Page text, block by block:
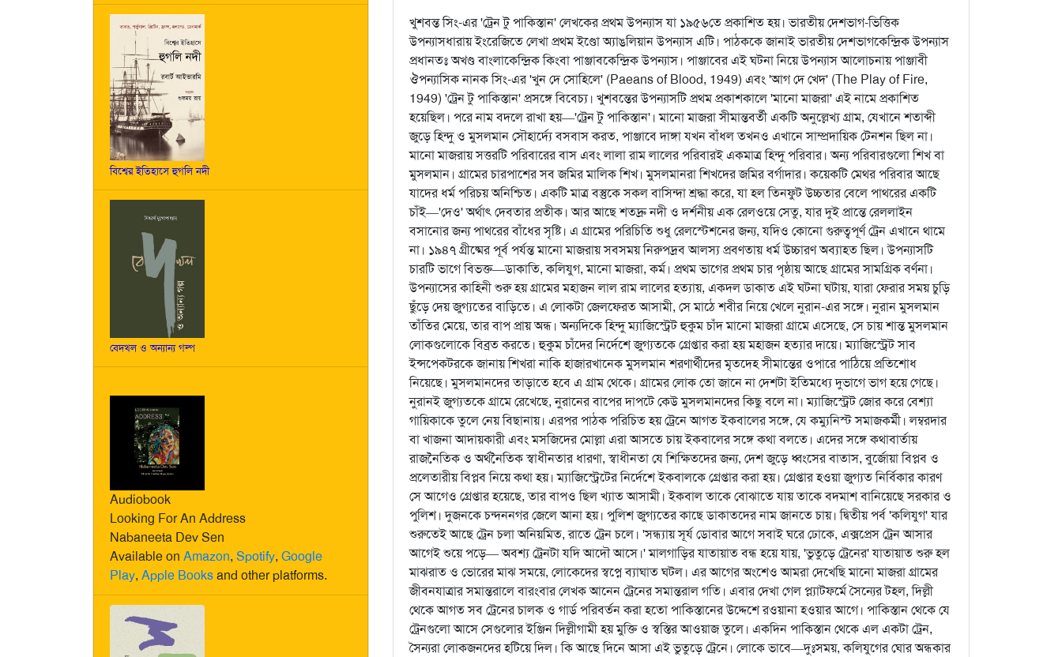
বিশ্বের ইতিহাসে হুগলি নদী
বেদখল ও অন্যান্য গল্প
Audiobook
Looking For An Address
Nabaneeta Dev Sen
Available on Amazon, Spotify, Google
Play, Apple Booksand other platforms.
খুশবন্ত সিং-এর 'ট্রেন টু পাকিস্তান' লেখকের প্রথম উপন্যাস যা ১৯৫৬তে প্রকাশিত হয়। ভারতীয় দেশভাগ-ভিত্তিক
উপন্যাসধারায় ইংরেজিতে লেখা প্রথম ইণ্ডো অ্যাঙলিয়ান উপন্যাস এটি। পাঠককে জানাই ভারতীয় দেশভাগকেন্দ্রিক উপন্যাস
প্রধানতঃ অখণ্ড বাংলাকেন্দ্রিক কিংবা পাঞ্জাবকেন্দ্রিক উপন্যাস। পাঞ্জাবের এই ঘটনা নিয়ে উপন্যাস আলোচনায় পাঞ্জাবী
ঔপন্যাসিক নানক সিং-এর 'খুন দে সোহিলে' (Paeans of Blood, 1949) এবং 'আগ দে খেদ' (The Play of Fire,
1949) 'ট্রেন টু পাকিস্তান' প্রসঙ্গে বিবেচ্য। খুশবন্তের উপন্যাসটি প্রথম প্রকাশকালে 'মানো মাজরা' এই নামে প্রকাশিত
হয়েছিল। পরে নাম বদলে রাখা হয়—'ট্রেন টু পাকিস্তান'। মানো মাজরা সীমান্তবর্তী একটি অনুল্লেখ্য গ্রাম, যেখানে শতাব্দী
জুড়ে হিন্দু ও মুসলমান সৌহার্দ্যে বসবাস করত, পাঞ্জাবে দাঙ্গা যখন বাঁধল তখনও এখানে সাম্প্রদায়িক টেনশন ছিল না।
মানো মাজরায় সত্তরটি পরিবারের বাস এবং লালা রাম লালের পরিবারই একমাত্র হিন্দু পরিবার। অন্য পরিবারগুলো শিখ বা
মুসলমান। গ্রামের চারপাশের সব জমির মালিক শিখ। মুসলমানরা শিখদের জমির বর্গাদার। কয়েকটি মেথর পরিবার আছে
যাদের ধর্ম পরিচয় অনিশ্চিত। একটি মাত্র বস্তুকে সকল বাসিন্দা শ্রদ্ধা করে, যা হল তিনফুট উচ্চতার বেলে পাথরের একটি
চাঁই—'দেও' অর্থাৎ দেবতার প্রতীক। আর আছে শতদ্রু নদী ও দর্শনীয় এক রেলওয়ে সেতু, যার দুই প্রান্তে রেললাইন
বসানোর জন্য পাথরের বাঁধের সৃষ্টি। এ গ্রামের পরিচিতি শুধু রেলস্টেশনের জন্য, যদিও কোনো গুরুত্বপূর্ণ ট্রেন এখানে থামে
না। ১৯৪৭ গ্রীষ্মের পূর্ব পর্যন্ত মানো মাজরায় সবসময় নিরুপদ্রব আলস্য প্রবণতায় ধর্ম উচ্চারণ অব্যাহত ছিল। উপন্যাসটি
চারটি ভাগে বিভক্ত—ডাকাতি, কলিযুগ, মানো মাজরা, কর্ম। প্রথম ভাগের প্রথম চার পৃষ্ঠায় আছে গ্রামের সামগ্রিক বর্ণনা।
উপন্যাসের কাহিনী শুরু হয় গ্রামের মহাজন লাল রাম লালের হত্যায়, একদল ডাকাত এই ঘটনা ঘটায়, যারা ফেরার সময় চুড়ি
ছুঁড়ে দেয় জুগ্যতের বাড়িতে। এ লোকটা জেলফেরত আসামী, সে মাঠে শবীর নিয়ে খেলে নুরান-এর সঙ্গে। নুরান মুসলমান
তাঁতির মেয়ে, তার বাপ প্রায় অন্ধ। অন্যদিকে হিন্দু ম্যাজিস্ট্রেট হুকুম চাঁদ মানো মাজরা গ্রামে এসেছে, সে চায় শান্ত মুসলমান
লোকগুলোকে বিব্রত করতে। হুকুম চাঁদের নির্দেশে জুগ্যতকে গ্রেপ্তার করা হয় মহাজন হত্যার দায়ে। ম্যাজিস্ট্রেট সাব
ইন্সপেকটরকে জানায় শিখরা নাকি হাজারখানেক মুসলমান শরণার্থীদের মৃতদেহ সীমান্তের ওপারে পাঠিয়ে প্রতিশোধ
নিয়েছে। মুসলমানদের তাড়াতে হবে এ গ্রাম থেকে। গ্রামের লোক তো জানে না দেশটা ইতিমধ্যে দুভাগে ভাগ হয়ে গেছে।
নুরানই জুগ্যতকে গ্রামে রেখেছে, নুরানের বাপের দাপটে কেউ মুসলমানদের কিছু বলে না। ম্যাজিস্ট্রেট জোর করে বেশ্যা
গায়িকাকে তুলে নেয় বিছানায়। এরপর পাঠক পরিচিত হয় ট্রেনে আগত ইকবালের সঙ্গে, যে কম্যুনিস্ট সমাজকর্মী। লম্বরদার
বা খাজনা আদায়কারী এবং মসজিদের মোল্লা এরা আসতে চায় ইকবালের সঙ্গে কথা বলতে। এদের সঙ্গে কথাবার্তায়
রাজনৈতিক ও অর্থনৈতিক স্বাধীনতার ধারণা, স্বাধীনতা যে শিক্ষিতদের জন্য, দেশ জুড়ে ধ্বংসের বাতাস, বুর্জোয়া বিপ্লব ও
প্রলেতারীয় বিপ্লব নিয়ে কথা হয়। ম্যাজিস্ট্রেটের নির্দেশে ইকবালকে গ্রেপ্তার করা হয়। গ্রেপ্তার হওয়া জুগ্যত নির্বিকার কারণ
সে আগেও গ্রেপ্তার হয়েছে, তার বাপও ছিল খ্যাত আসামী। ইকবাল তাকে বোঝাতে যায় তাকে বদমাশ বানিয়েছে সরকার ও
পুলিশ। দুজনকে চন্দননগর জেলে আনা হয়। পুলিশ জুগ্যতের কাছে ডাকাতদের নাম জানতে চায়। দ্বিতীয় পর্ব 'কলিযুগ' যার
শুরুতেই আছে ট্রেন চলা অনিয়মিত, রাতে ট্রেন চলে। 'সন্ধ্যায় সূর্য ডোবার আগে সবাই ঘরে ঢোকে, এক্সপ্রেস ট্রেন আসার
আগেই শুয়ে পড়ে— অবশ্য ট্রেনটা যদি আদৌ আসে।' মালগাড়ির যাতায়াত বন্ধ হয়ে যায়, 'ভুতুড়ে ট্রেনের' যাতায়াত শুরু হল
মাঝরাত ও ভোরের মাঝ সময়ে, লোকেদের স্বপ্নে ব্যাঘাত ঘটল। এর আগের অংশেও আমরা দেখেছি মানো মাজরা গ্রামের
জীবনযাত্রার সমান্তরালে বারংবার লেখক আনেন ট্রেনের সমান্তরাল গতি। এবার দেখা গেল প্ল্যাটফর্মে সৈন্যের টহল, দিল্লী
থেকে আগত সব ট্রেনের চালক ও গার্ড পরিবর্তন করা হতো পাকিস্তানের উদ্দেশে রওয়ানা হওয়ার আগে। পাকিস্তান থেকে যে
ট্রেনগুলো আসে সেগুলোর ইঞ্জিন দিল্লীগামী হয় মুক্তি ও স্বস্তির আওয়াজ তুলে। একদিন পাকিস্তান থেকে এল একটা ট্রেন,
সৈন্যরা লোকজনদের হটিয়ে দিল। কি আছে দিনে আসা এই ভুতুড়ে ট্রেনে। লোকে ভাবে—দুঃসময়, কলিযুগের ঘোর অন্ধকার